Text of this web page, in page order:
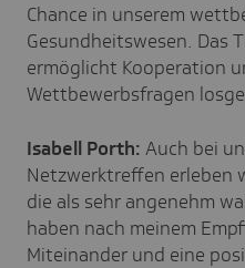
Chance in unserem
Gesundheitswesen. Das
ermöglicht Kooperation
Wettbewerbsfragen
Isabell Porth: Auch bei
Netzwerktreffen erleben
die als sehr angenehm
haben nach meinem
Miteinander und eine